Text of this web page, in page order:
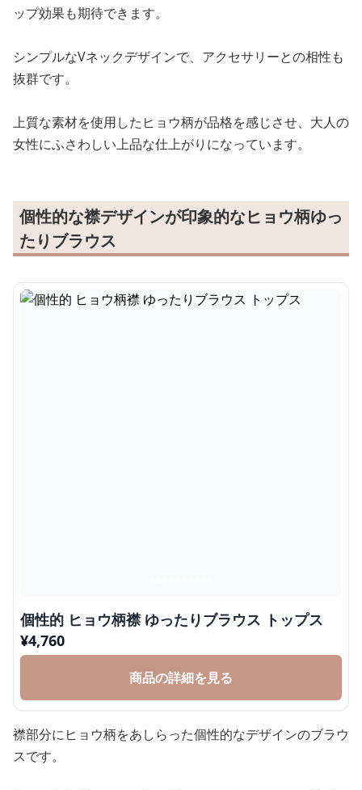
ップ効果も期待できます。
シンプルなVネックデザインで、アクセサリーとの相性も
抜群です。
上質な素材を使用したヒョウ柄が品格を感じさせ、大人の
女性にふさわしい上品な仕上がりになっています。
個性的な襟デザインが印象的なヒョウ柄ゆっ
たりブラウス
個性的 ヒョウ柄襟 ゆったりブラウス トップス
¥4,760
商品の詳細を見る
襟部分にヒョウ柄をあしらった個性的なデザインのブラウ
スです。